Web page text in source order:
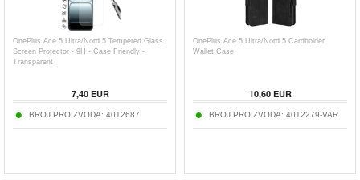
OnePlus Ace 5 Ultra/Nord 5 Tempered Glass
Screen Protector - 9H - Case Friendly -
Transparent
7,40EUR
BROJ PROIZVODA: 4012687
OnePlus Ace 5 Ultra/Nord 5 Cardholder
Wallet Case
10,60EUR
BROJ PROIZVODA: 4012279-VAR